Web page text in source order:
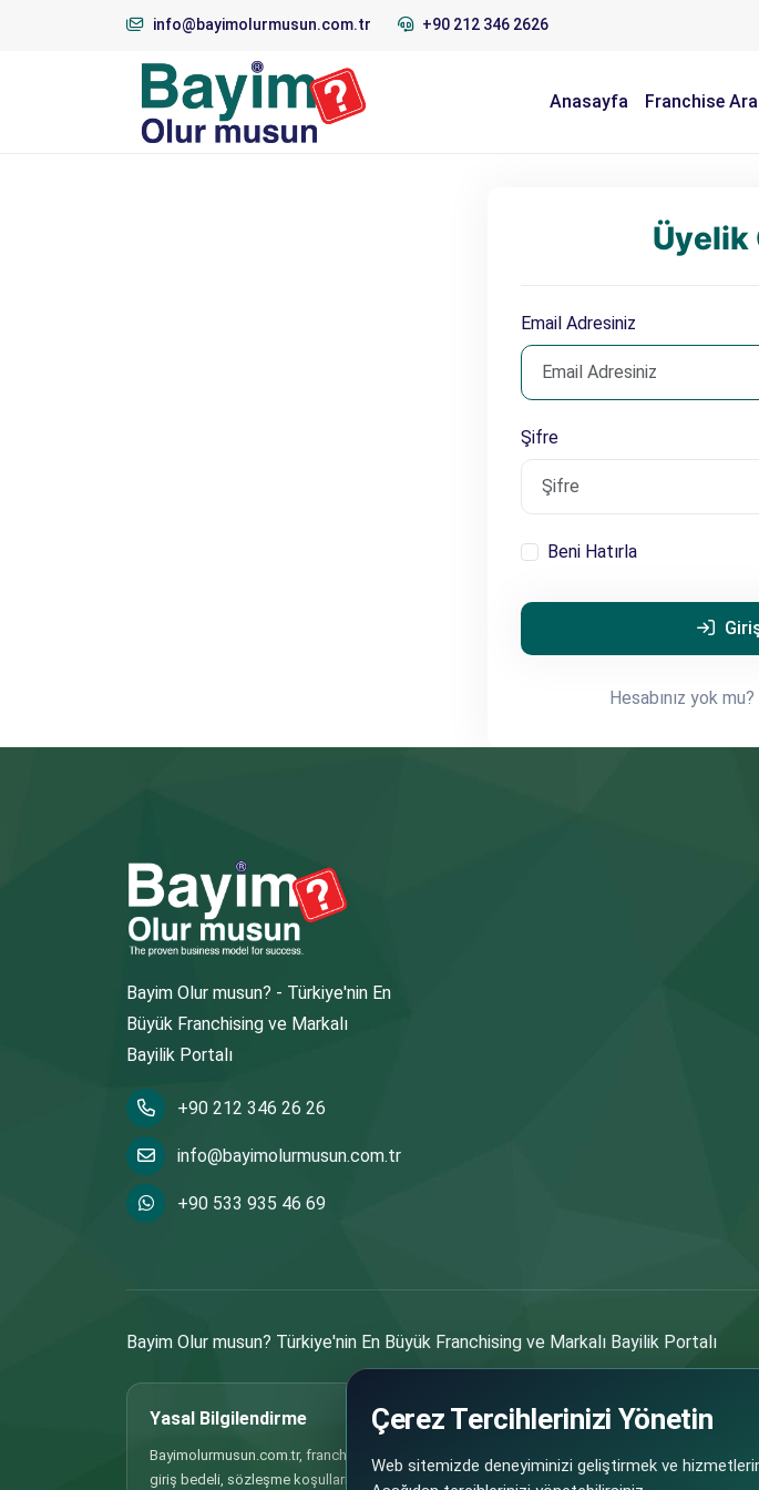
info@bayimolurmusun.com.tr +90 212 346 2626
Anasayfa Franchise Ara
Üyelik
Email Adresiniz
Şifre
Beni Hatırla
Hesabınız yok mu?
Bayim Olur musun? - Türkiye'nin En
Büyük Franchising ve Markalı
Bayilik Portalı
+90 212 346 26 26
info@bayimolurmusun.com.tr
+90 533 935 46 69
Bayim Olur musun? Türkiye'nin En Büyük Franchising ve Markalı Bayilik Portalı
Yasal Bilgilendirme
Bayimolurmusun.com.tr, franchise, bayilik ve iş ortaklığı fırsatlarının güvenli ve şeffaf şekilde
giriş bedeli, sözleşme koşulları ve benzeri tüm bilgiler doğrudan ilgili marka/franchise veren
Çerez Tercihlerinizi Yönetin
Web sitemizde deneyiminizi geliştirmek ve